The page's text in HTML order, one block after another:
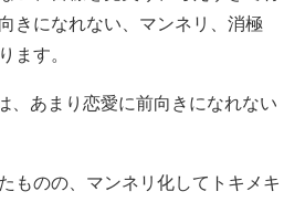
きになれない、マンネリ、消極
ます。
、あまり恋愛に前向きになれない
ものの、マンネリ化してトキメキ